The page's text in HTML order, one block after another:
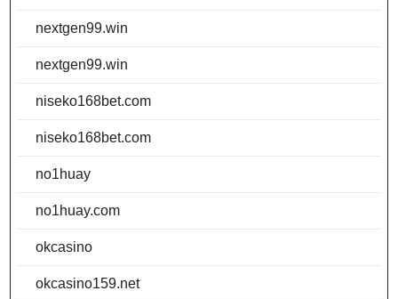
nextgen99.win
nextgen99.win
niseko168bet.com
niseko168bet.com
no1huay
no1huay.com
okcasino
okcasino159.net